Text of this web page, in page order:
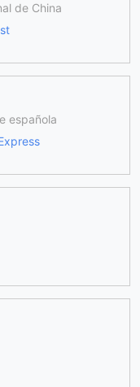
de China
española